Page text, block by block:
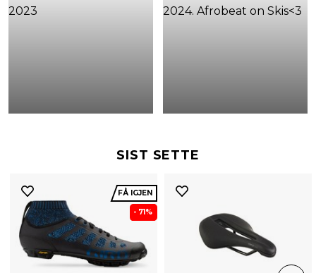
SIST SETTE
FÅ IGJEN
- 71%